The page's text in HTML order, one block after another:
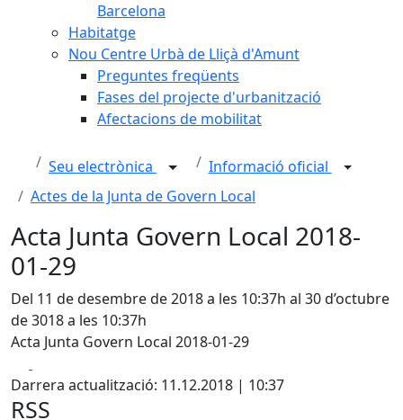
Barcelona
Habitatge
Nou Centre Urbà de Lliçà d'Amunt
Preguntes freqüents
Fases del projecte d'urbanització
Afectacions de mobilitat
Seu electrònica
Informació oficial
Actes de la Junta de Govern Local
Acta Junta Govern Local 2018-
01-29
Del 11 de desembre de 2018 a les 10:37h al 30 d’octubre
de 3018 a les 10:37h
Acta Junta Govern Local 2018-01-29
Darrera actualització: 11.12.2018 | 10:37
RSS